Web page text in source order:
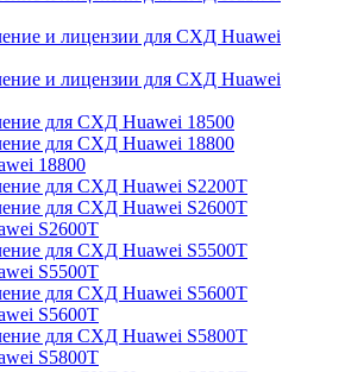
и лицензии для СХД Huawei
и лицензии для СХД Huawei
для СХД Huawei 18500
для СХД Huawei 18800
18800
для СХД Huawei S2200T
для СХД Huawei S2600T
S2600T
для СХД Huawei S5500T
S5500T
для СХД Huawei S5600T
S5600T
для СХД Huawei S5800T
S5800T